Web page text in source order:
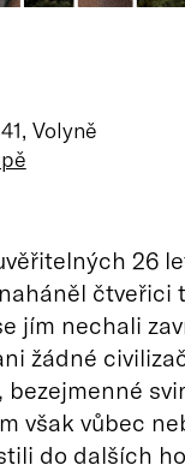
Volyně
26
čtveřici
jím nechali
žádné
bezejmenné
však vůbec
do dalších